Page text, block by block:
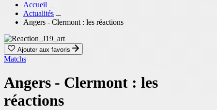
Accueil
Actualités
Angers - Clermont : les réactions
Ajouter aux favoris
Matchs
Angers - Clermont : les
réactions